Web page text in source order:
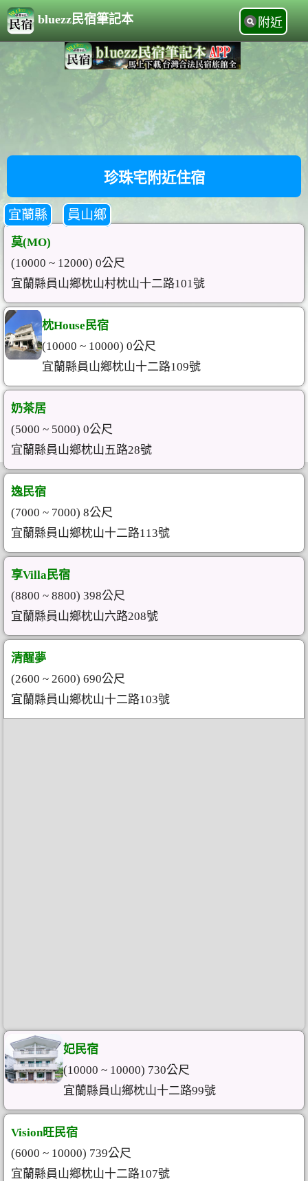
bluezz民宿筆記本 附近
珍珠宅附近住宿
宜蘭縣 員山鄉
莫(MO)
(10000 ~ 12000) 0公尺
宜蘭縣員山鄉枕山村枕山十二路101號
枕House民宿
(10000 ~ 10000) 0公尺
宜蘭縣員山鄉枕山十二路109號
奶茶居
(5000 ~ 5000) 0公尺
宜蘭縣員山鄉枕山五路28號
逸民宿
(7000 ~ 7000) 8公尺
宜蘭縣員山鄉枕山十二路113號
享Villa民宿
(8800 ~ 8800) 398公尺
宜蘭縣員山鄉枕山六路208號
清醒夢
(2600 ~ 2600) 690公尺
宜蘭縣員山鄉枕山十二路103號
妃民宿
(10000 ~ 10000) 730公尺
宜蘭縣員山鄉枕山十二路99號
Vision旺民宿
(6000 ~ 10000) 739公尺
宜蘭縣員山鄉枕山十二路107號